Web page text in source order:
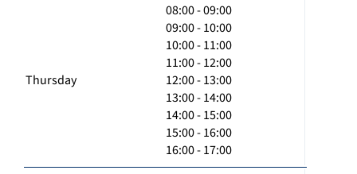
Thursday
08:00 - 09:00
09:00 - 10:00
10:00 - 11:00
11:00 - 12:00
12:00 - 13:00
13:00 - 14:00
14:00 - 15:00
15:00 - 16:00
16:00 - 17:00